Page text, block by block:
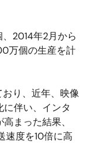
2014年2月から
万個の生産を計
り、近年、映像
に伴い、インタ
まった結果、
速度を10倍に高